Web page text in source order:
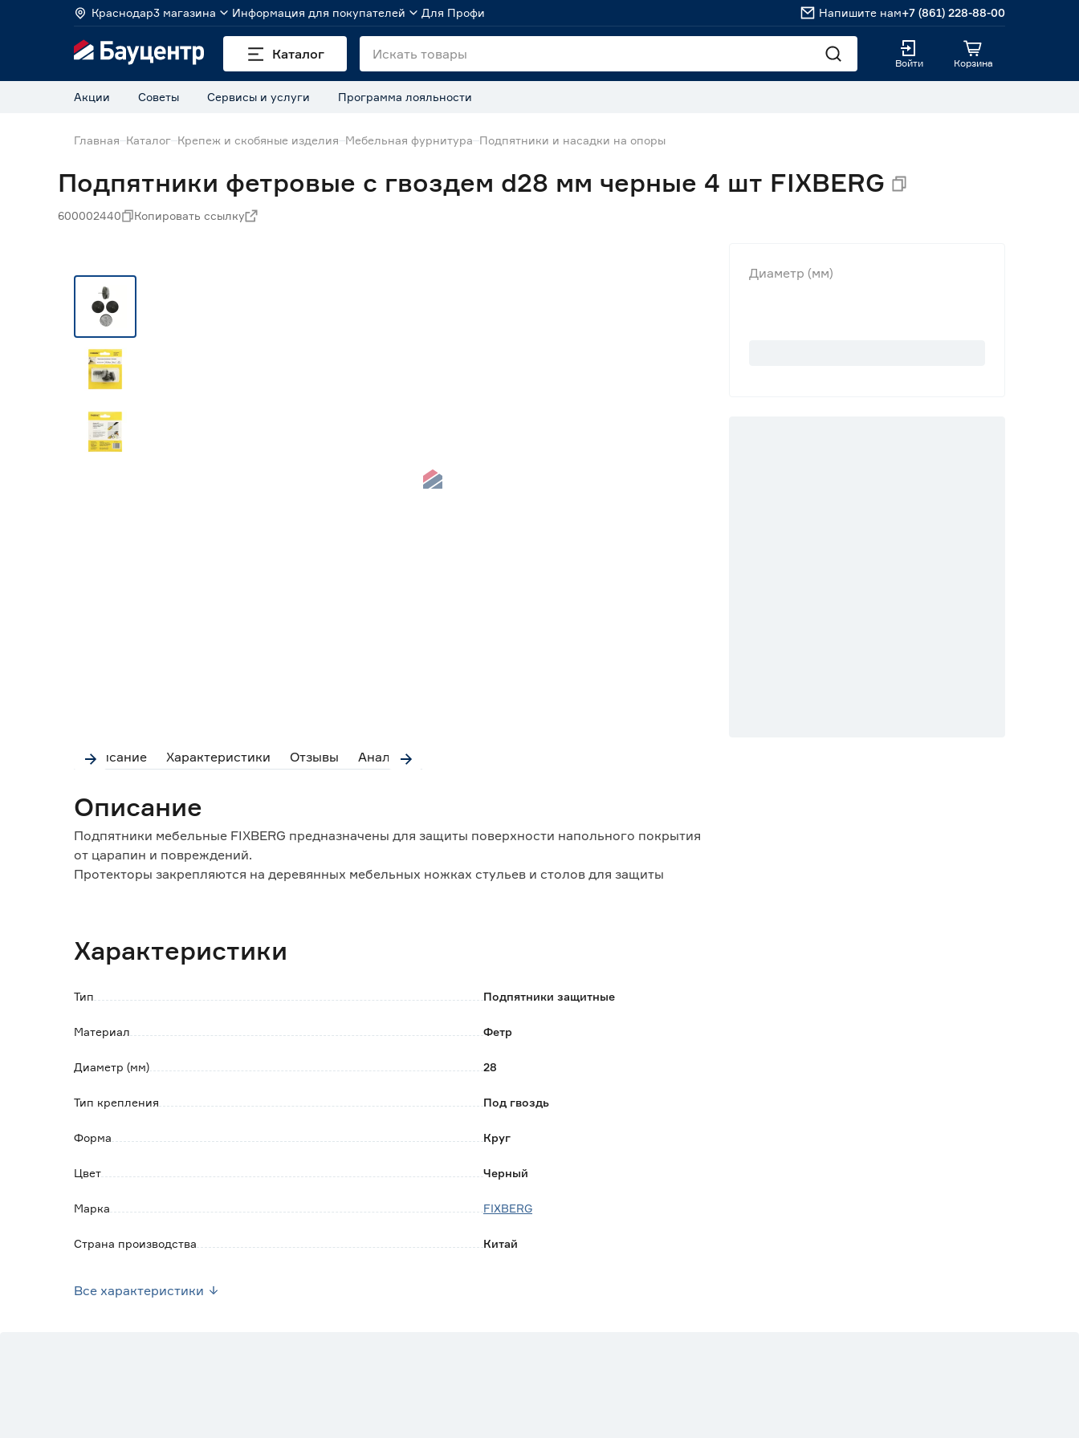
Краснодар3 магазина Информация для покупателей Для Профи Напишите нам+7 (861) 228-88-00
Каталог
Войти Корзина
Акции Советы Сервисы и услуги Программа лояльности
Главная Каталог Крепеж и скобяные изделия Мебельная фурнитура Подпятники и насадки на опоры
Подпятники фетровые с гвоздем d28 мм черные 4 шт FIXBERG
600002440 Копировать ссылку
Описание Характеристики Отзывы Аналоги
Описание
Подпятники мебельные FIXBERG предназначены для защиты поверхности напольного покрытия
от царапин и повреждений.
Протекторы закрепляются на деревянных мебельных ножках стульев и столов для защиты
предварительного сверления основания на мебельной ножке.
Особенности и преимущества:
- при перестановке мебели приглушают звук;
- фетровая основа с гвоздем обеспечит надежное крепление к поверхности основания.
Характеристики
Тип Подпятники защитные
Материал Фетр
Диаметр (мм) 28
Тип крепления Под гвоздь
Форма Круг
Цвет Черный
Марка FIXBERG
Страна производства Китай
Все характеристики
Диаметр (мм)